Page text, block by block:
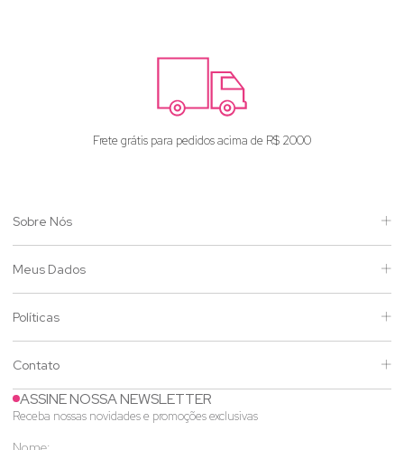
Enviamos para todo o
Sobre Nós
Meus Dados
Políticas
Contato
ASSINE NOSSA NEWSLETTER
Receba nossas novidades e promoções exclusivas